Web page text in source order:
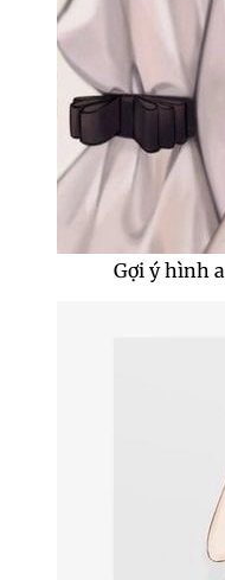
Gợi ý hình